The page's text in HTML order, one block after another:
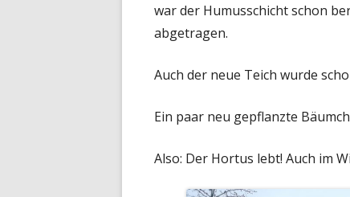
war der Humusschicht schon
abgetragen.
Auch der neue Teich wurde
Ein paar neu gepflanzte
Also: Der Hortus lebt! Auch im